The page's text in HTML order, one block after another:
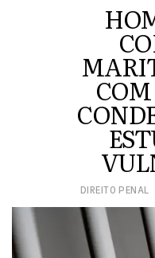
DIREITO PENAL